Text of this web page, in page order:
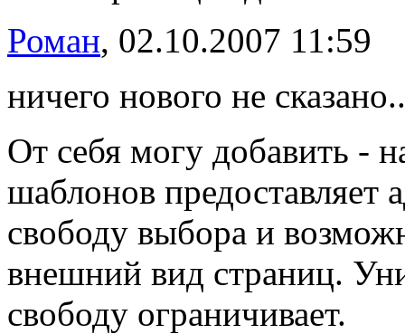
Роман, 02.10.2007 11:59
ничего нового не
От себя могу добавить -
шаблонов предоставляет
свободу выбора и
внешний вид страниц.
свободу ограничивает.